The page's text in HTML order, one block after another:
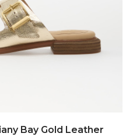
Bay Gold Leather